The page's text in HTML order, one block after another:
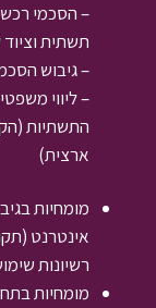
– הסכמי רכש
תשתית
– גיבוש
– ליווי
התשתיות
ארצית)
מומחיות
אינטרנט
רשיונות
מומחיות